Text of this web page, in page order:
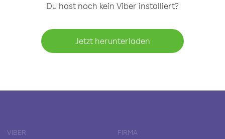
Du hast noch kein Viber installiert?
Jetzt herunterladen
VIBER FIRMA